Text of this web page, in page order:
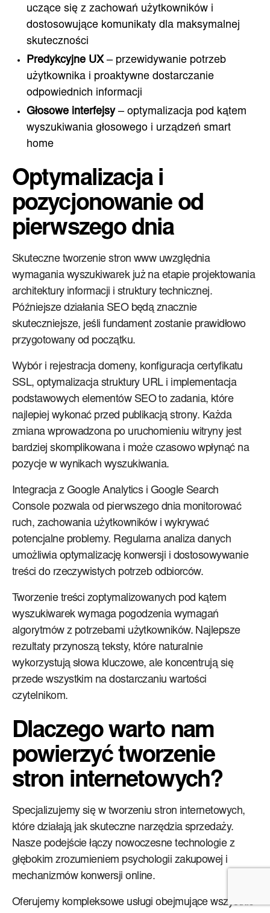
uczące się z zachowań użytkowników i
dostosowujące komunikaty dla maksymalnej
skuteczności
Predykcyjne UX– przewidywanie potrzeb
użytkownika i proaktywne dostarczanie
odpowiednich informacji
Głosowe interfejsy– optymalizacja pod kątem
wyszukiwania głosowego i urządzeń smart
home
Optymalizacja i
pozycjonowanie od
pierwszego dnia
Skuteczne tworzenie stron www uwzględnia
wymagania wyszukiwarek już na etapie projektowania
architektury informacji i struktury technicznej.
Późniejsze działania SEO będą znacznie
skuteczniejsze, jeśli fundament zostanie prawidłowo
przygotowany od początku.
Wybór i rejestracja domeny, konfiguracja certyfikatu
SSL, optymalizacja struktury URL i implementacja
podstawowych elementów SEO to zadania, które
najlepiej wykonać przed publikacją strony. Każda
zmiana wprowadzona po uruchomieniu witryny jest
bardziej skomplikowana i może czasowo wpłynąć na
pozycje w wynikach wyszukiwania.
Integracja z Google Analytics i Google Search
Console pozwala od pierwszego dnia monitorować
ruch, zachowania użytkowników i wykrywać
potencjalne problemy. Regularna analiza danych
umożliwia optymalizację konwersji i dostosowywanie
treści do rzeczywistych potrzeb odbiorców.
Tworzenie treści zoptymalizowanych pod kątem
wyszukiwarek wymaga pogodzenia wymagań
algorytmów z potrzebami użytkowników. Najlepsze
rezultaty przynoszą teksty, które naturalnie
wykorzystują słowa kluczowe, ale koncentrują się
przede wszystkim na dostarczaniu wartości
czytelnikom.
Dlaczego warto nam
powierzyć tworzenie
stron internetowych?
Specjalizujemy się w tworzeniu stron internetowych,
które działają jak skuteczne narzędzia sprzedaży.
Nasze podejście łączy nowoczesne technologie z
głębokim zrozumieniem psychologii zakupowej i
mechanizmów konwersji online.
Oferujemy kompleksowe usługi obejmujące wszystkie